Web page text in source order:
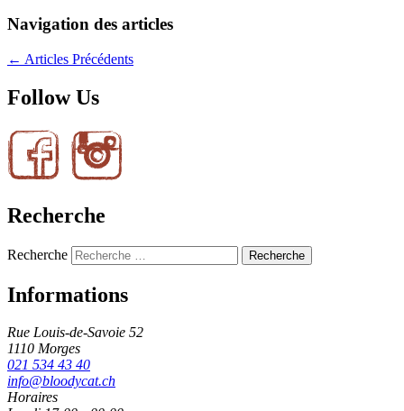
Navigation des articles
← Articles Précédents
Follow Us
Recherche
Recherche
Informations
Rue Louis-de-Savoie 52
1110 Morges
021 534 43 40
info@bloodycat.ch
Horaires